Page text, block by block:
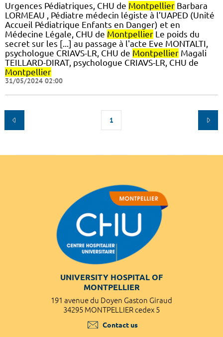
Urgences Pédiatriques, CHU de Montpellier Barbara
LORMEAU , Pédiatre médecin légiste à l’UAPED (Unité
Accueil Pédiatrique Enfants en Danger) et en
Médecine Légale, CHU de Montpellier Le poids du
secret sur les [...] au passage à l'acte Eve MONTALTI,
psychologue CRIAVS-LR, CHU de Montpellier Magali
TEILLARD-DIRAT, psychologue CRIAVS-LR, CHU de
Montpellier
31/05/2024 02:00
1
UNIVERSITY HOSPITAL OF
MONTPELLIER
191 avenue du Doyen Gaston Giraud
34295 MONTPELLIER cedex 5
Contact us